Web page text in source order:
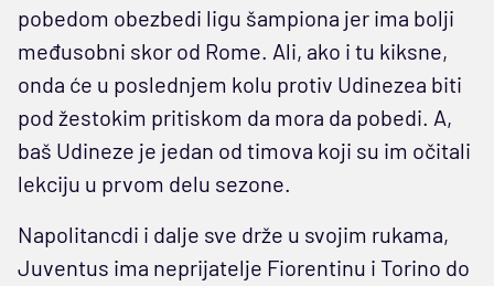
pobedom obezbedi ligu šampiona jer ima bolji
međusobni skor od Rome. Ali, ako i tu kiksne,
onda će u poslednjem kolu protiv Udinezea biti
pod žestokim pritiskom da mora da pobedi. A,
baš Udineze je jedan od timova koji su im očitali
lekciju u prvom delu sezone.
Napolitancdi i dalje sve drže u svojim rukama,
Juventus ima neprijatelje Fiorentinu i Torino do